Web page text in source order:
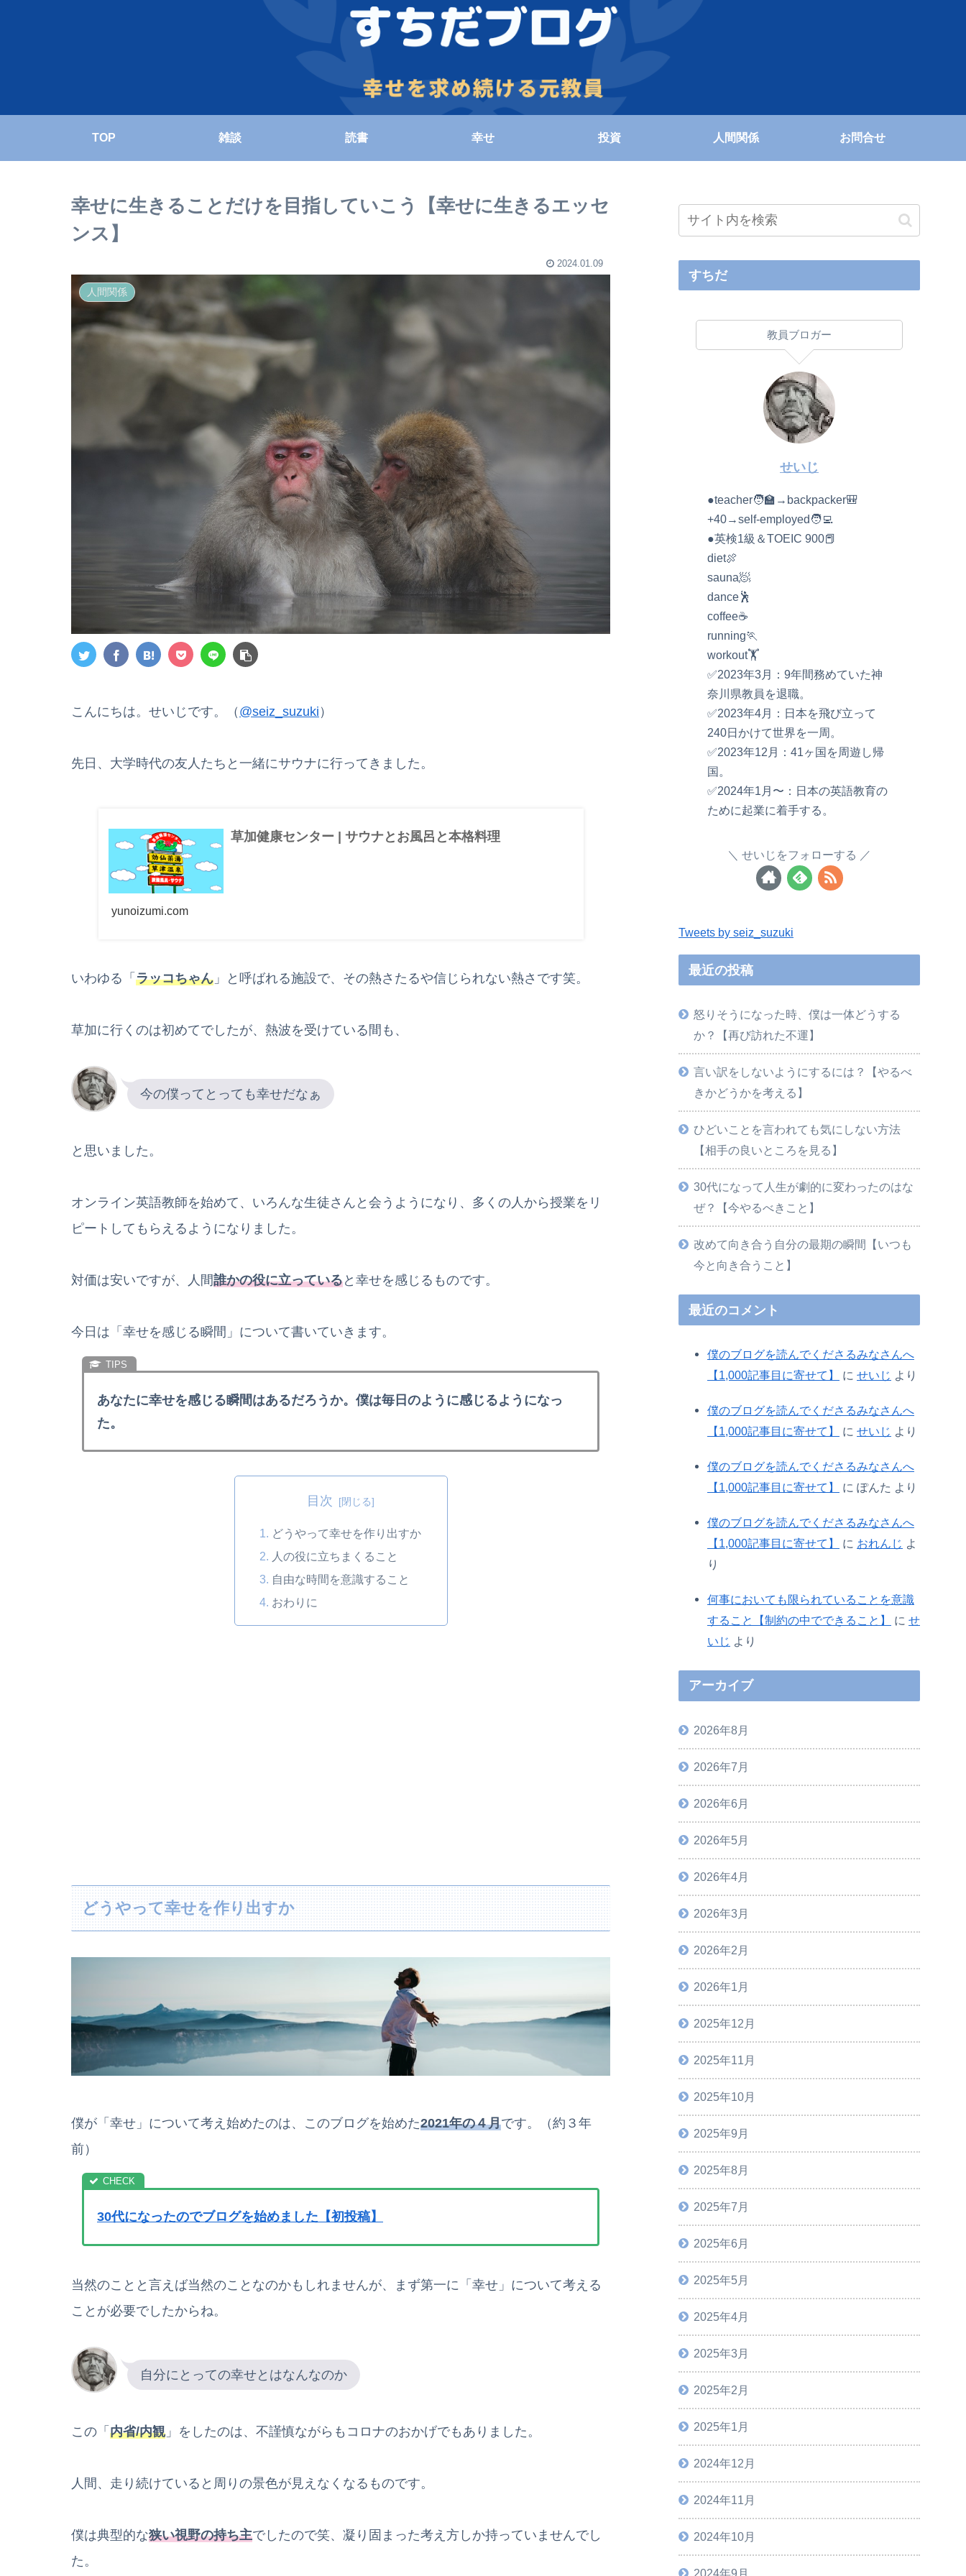
TOP 雑談 読書 幸せ 投資 人間関係 お問合せ
幸せに生きることだけを目指していこう【幸せに生きるエッセ
ンス】
2024.01.09
人間関係
こんにちは。せいじです。（ @seiz_suzuki ）
先日、大学時代の友人たちと一緒にサウナに行ってきました。
草加健康センター | サウナとお風呂と本格料理
yunoizumi.com
いわゆる「 ラッコちゃん 」と呼ばれる施設で、その熱さたるや信じられない熱さです笑。
草加に行くのは初めてでしたが、熱波を受けている間も、
今の僕ってとっても幸せだなぁ
と思いました。
オンライン英語教師を始めて、いろんな生徒さんと会うようになり、多くの人から授業をリ
ピートしてもらえるようになりました。
対価は安いですが、人間誰かの役に立っていると幸せを感じるものです。
今日は「幸せを感じる瞬間」について書いていきます。
あなたに幸せを感じる瞬間はあるだろうか。僕は毎日のように感じるようになっ
た。
目次
どうやって幸せを作り出すか
人の役に立ちまくること
自由な時間を意識すること
おわりに
どうやって幸せを作り出すか
僕が「幸せ」について考え始めたのは、このブログを始めた2021年の４月です。（約３年
前）
30代になったのでブログを始めました【初投稿】
当然のことと言えば当然のことなのかもしれませんが、まず第一に「幸せ」について考える
ことが必要でしたからね。
自分にとっての幸せとはなんなのか
この「 内省/内観」をしたのは、不謹慎ながらもコロナのおかげでもありました。
人間、走り続けていると周りの景色が見えなくなるものです。
僕は典型的な狭い視野の持ち主でしたので笑、凝り固まった考え方しか持っていませんでし
た。
すちだ
教員ブロガー
せいじ
●teacher🧑‍🏫→backpacker🎒
+40→self-employed🧑‍💻
●英検1級＆TOEIC 900📕
diet🍖
sauna🧖
dance🕺
coffee☕️
running🏃
workout🏋️
✅2023年3月：9年間務めていた神
奈川県教員を退職。
✅2023年4月：日本を飛び立って
240日かけて世界を一周。
✅2023年12月：41ヶ国を周遊し帰
国。
✅2024年1月〜：日本の英語教育の
ために起業に着手する。
せいじをフォローする
Tweets by seiz_suzuki
最近の投稿
怒りそうになった時、僕は一体どうする
か？【再び訪れた不運】
言い訳をしないようにするには？【やるべ
きかどうかを考える】
ひどいことを言われても気にしない方法
【相手の良いところを見る】
30代になって人生が劇的に変わったのはな
ぜ？【今やるべきこと】
改めて向き合う自分の最期の瞬間【いつも
今と向き合うこと】
最近のコメント
僕のブログを読んでくださるみなさんへ
【1,000記事目に寄せて】
に せいじ より
僕のブログを読んでくださるみなさんへ
【1,000記事目に寄せて】
に せいじ より
僕のブログを読んでくださるみなさんへ
【1,000記事目に寄せて】
に ぽんた より
僕のブログを読んでくださるみなさんへ
【1,000記事目に寄せて】
に おれんじ よ
り
何事においても限られていることを意識
すること【制約の中でできること】
に せ
いじ より
アーカイブ
2026年8月
2026年7月
2026年6月
2026年5月
2026年4月
2026年3月
2026年2月
2026年1月
2025年12月
2025年11月
2025年10月
2025年9月
2025年8月
2025年7月
2025年6月
2025年5月
2025年4月
2025年3月
2025年2月
2025年1月
2024年12月
2024年11月
2024年10月
2024年9月